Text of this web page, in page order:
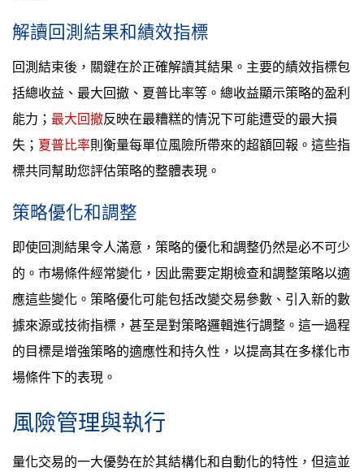
解讀回測結果和績效指標
回測結束後，關鍵在於正確解讀其結果。主要的績效指標包
括總收益、最大回撤、夏普比率等。總收益顯示策略的盈利
能力； 最大回撤反映在最糟糕的情況下可能遭受的最大損
失； 夏普比率則衡量每單位風險所帶來的超額回報。這些指
標共同幫助您評估策略的整體表現。
策略優化和調整
即使回測結果令人滿意，策略的優化和調整仍然是必不可少
的。市場條件經常變化，因此需要定期檢查和調整策略以適
應這些變化。策略優化可能包括改變交易參數、引入新的數
據來源或技術指標，甚至是對策略邏輯進行調整。這一過程
的目標是增強策略的適應性和持久性，以提高其在多樣化市
場條件下的表現。
風險管理與執行
量化交易的一大優勢在於其結構化和自動化的特性，但這並